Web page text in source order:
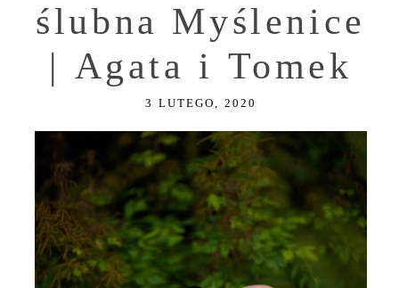
ślubna Myślenice
| Agata i Tomek
3 LUTEGO, 2020